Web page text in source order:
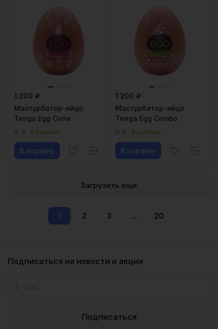
1 200 ₽
Мастурбатор-яйцо
Tenga Egg Cone
0 В наличии
В корзину
1 200 ₽
Мастурбатор-яйцо
Tenga Egg Combo
0 В наличии
В корзину
Загрузить еще
1 2 3 ... 20
Подписаться на новости и акции
Подписаться